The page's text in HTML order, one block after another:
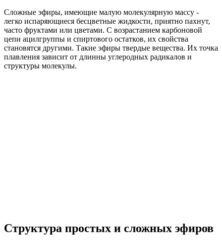
Сложные эфиры, имеющие малую молекулярную массу -
легко испаряющиеся бесцветные жидкости, приятно пахнут,
часто фруктами или цветами. С возрастанием карбоновой
цепи ацилгруппы и спиртового остатков, их свойства
становятся другими. Такие эфиры твердые вещества. Их точка
плавления зависит от длинны углеродных радикалов и
структуры молекулы.
Структура простых и сложных эфиров